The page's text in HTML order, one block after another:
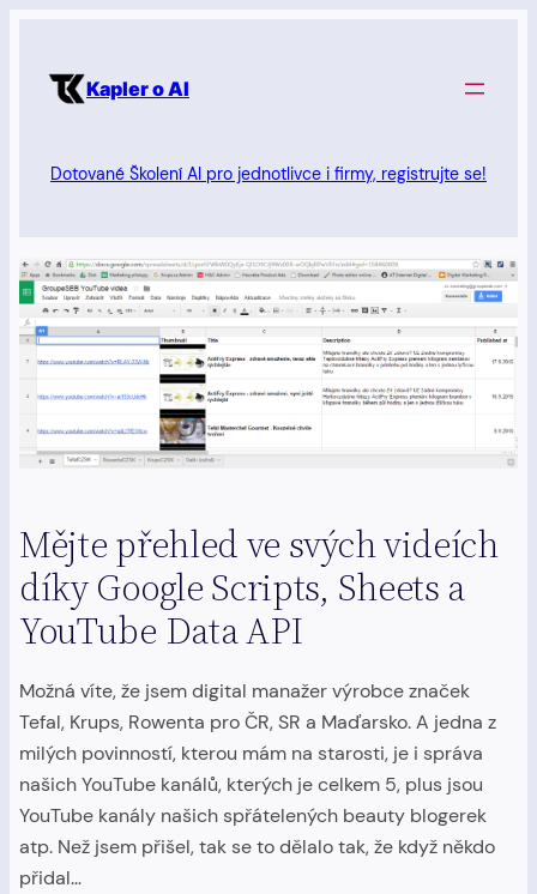
obsah Kapler o AI
Dotované Školení AI pro jednotlivce i firmy, registrujte se!
Mějte přehled ve svých videích
díky Google Scripts, Sheets a
YouTube Data API
Možná víte, že jsem digital manažer výrobce značek
Tefal, Krups, Rowenta pro ČR, SR a Maďarsko. A jedna z
milých povinností, kterou mám na starosti, je i správa
našich YouTube kanálů, kterých je celkem 5, plus jsou
YouTube kanály našich spřátelených beauty blogerek
atp. Než jsem přišel, tak se to dělalo tak, že když někdo
přidal…